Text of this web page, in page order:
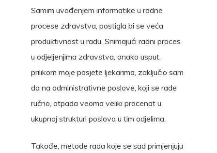
Samim uvođenjem informatike u radne
procese zdravstva, postigla bi se veća
produktivnost u radu. Snimajući radni proces
u odjeljenjima zdravstva, onako usput,
prilikom moje posjete ljekarima, zaključio sam
da na administrativne poslove, koji se rade
ručno, otpada veoma veliki procenat u
ukupnoj strukturi poslova u tim odjelima.
Takođe, metode rada koje se sad primjenjuju